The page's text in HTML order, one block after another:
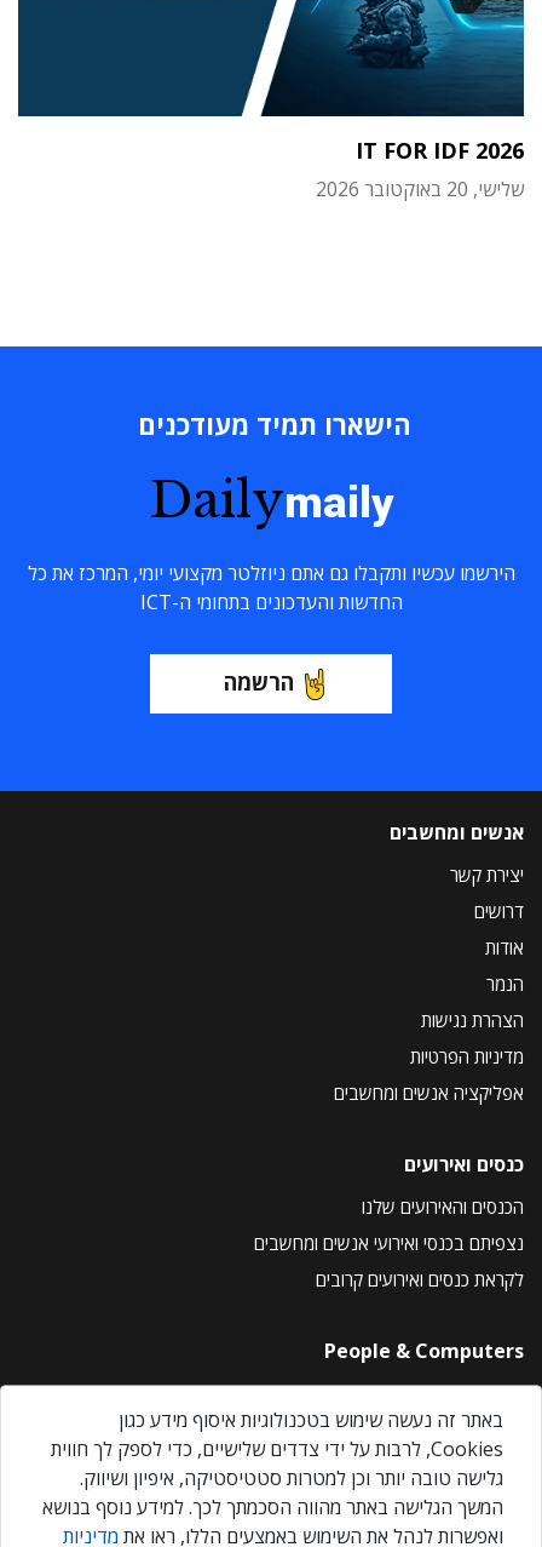
IT FOR IDF 2026
שלישי, 20 באוקטובר 2026
הישארו תמיד מעודכנים
Dailymaily
הירשמו עכשיו ותקבלו גם אתם ניוזלטר מקצועי יומי, המרכז את כל
החדשות והעדכונים בתחומי ה-ICT
הרשמה
אנשים ומחשבים
יצירת קשר
דרושים
אודות
הנמר
הצהרת נגישות
מדיניות הפרטיות
אפליקציה אנשים ומחשבים
כנסים ואירועים
הכנסים והאירועים שלנו
נצפיתם בכנסי ואירועי אנשים ומחשבים
לקראת כנסים ואירועים קרובים
People & Computers
About Us
Privacy Policy
Contact Us
Our Events
באתר זה נעשה שימוש בטכנולוגיות איסוף מידע כגון
Cookies, לרבות על ידי צדדים שלישיים, כדי לספק לך חווית
גלישה טובה יותר וכן למטרות סטטיסטיקה, איפיון ושיווק.
המשך הגלישה באתר מהווה הסכמתך לכך. למידע נוסף בנושא
ואפשרות לנהל את השימוש באמצעים הללו, ראו את מדיניות